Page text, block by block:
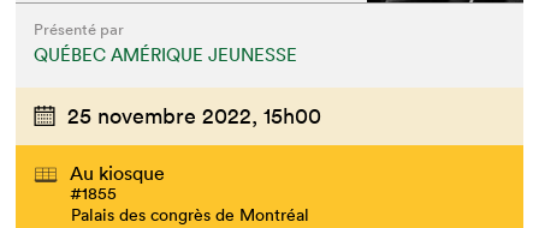
Présenté par
QUÉBEC AMÉRIQUE JEUNESSE
25 novembre 2022, 15h00
Au kiosque
#1855
Palais des congrès de Montréal